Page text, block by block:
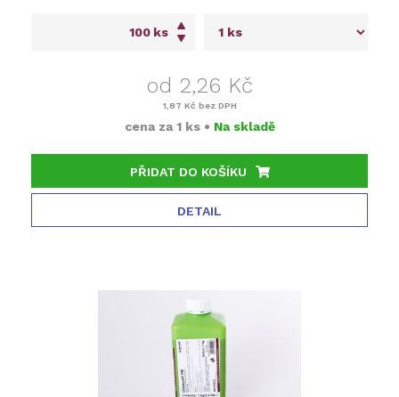
ks
od 2,26 Kč
1,87 Kč bez DPH
cena za 1 ks • Na skladě
PŘIDAT DO KOŠÍKU
DETAIL